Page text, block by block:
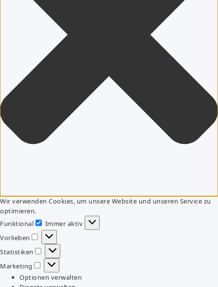
Wir verwenden Cookies, um unsere Website und unseren Service zu
optimieren.
Funktional
Funktional
Immer aktiv
Vorlieben
Vorlieben
Statistiken
Statistiken
Marketing
Marketing
Optionen verwalten